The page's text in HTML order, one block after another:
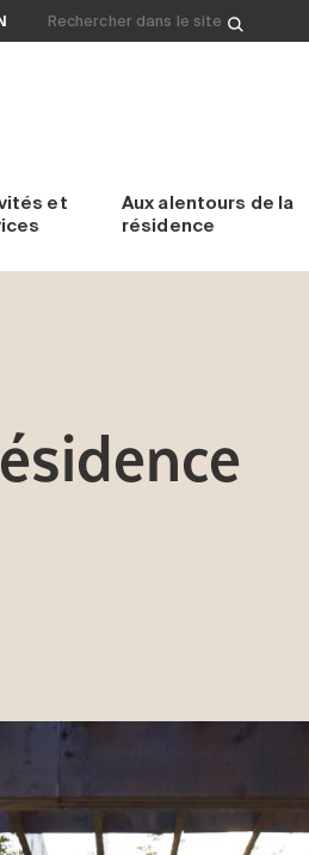
Rechercher&nbsp;:
et
Aux alentours de la
résidence